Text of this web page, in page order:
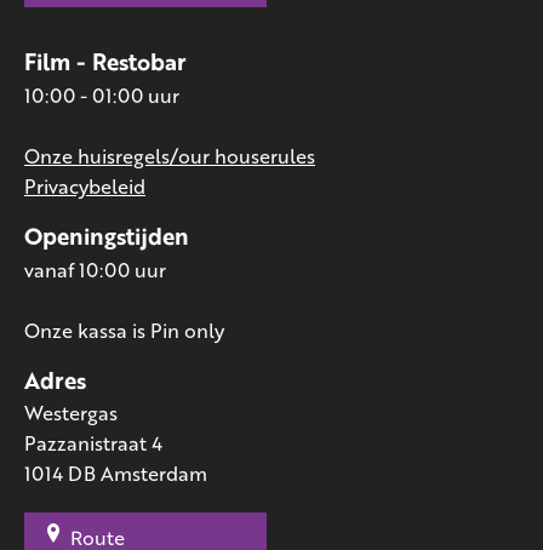
Adres
Westergas
Pazzanistraat 4
1014 DB Amsterdam
Route
Openingstijden
vanaf 10:00 uur
Onze kassa is Pin only
Film - Restobar
10:00 - 01:00 uur
Onze huisregels/our houserules
Privacybeleid